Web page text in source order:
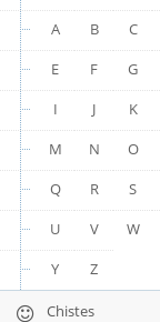
A
B C
E
F G
I
J K
M
N O
Q
R S
U
V W
Y
Z
Chistes